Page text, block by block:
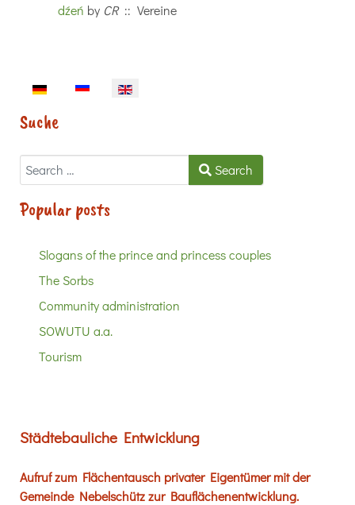
dźeń by CR:: Vereine
Select your language
Suche
Search Search
Popular posts
Slogans of the prince and princess couples
The Sorbs
Community administration
SOWUTU a.a.
Tourism
Städtebauliche Entwicklung
Aufruf zum Flächentausch privater Eigentümer mit der
Gemeinde Nebelschütz zur Bauflächenentwicklung.